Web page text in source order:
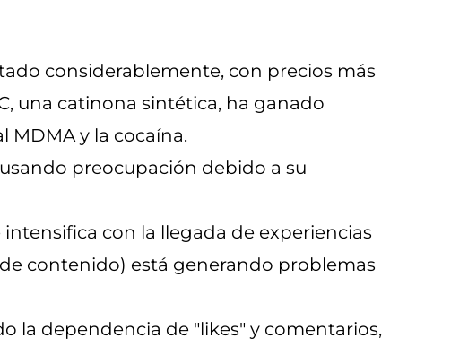
considerablemente, con precios más
una catinona sintética, ha ganado
MDMA y la cocaína.
preocupación debido a su
con la llegada de experiencias
contenido) está generando problemas
la dependencia de "likes" y comentarios,